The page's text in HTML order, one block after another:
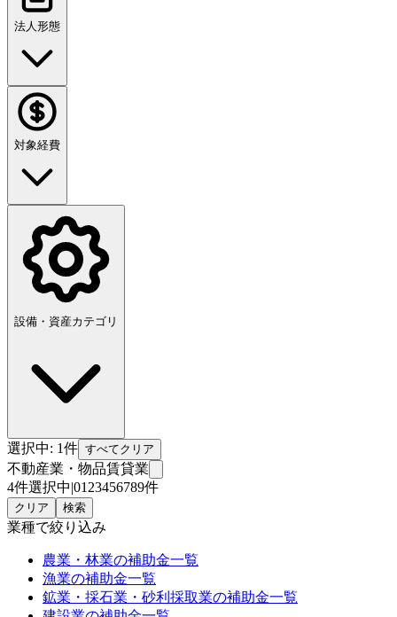
法人形態
対象経費
設備・資産カテゴリ
選択中: 1件 すべてクリア
不動産業・物品賃貸業
4件選択中|01 23456789件
クリア 検索
業種で絞り込み
農業・林業の補助金一覧
漁業の補助金一覧
鉱業・採石業・砂利採取業の補助金一覧